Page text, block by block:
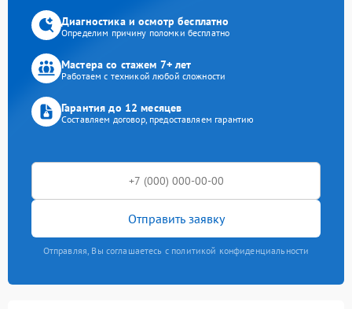
Диагностика и осмотр бесплатно
Определим причину поломки бесплатно
Мастера со стажем 7+ лет
Работаем с техникой любой сложности
Гарантия до 12 месяцев
Составляем договор, предоставляем гарантию
Отправить заявку
Отправляя, Вы соглашаетесь с политикой конфиденциальности